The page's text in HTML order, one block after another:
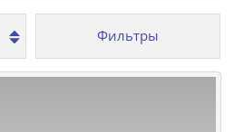
Фильтры